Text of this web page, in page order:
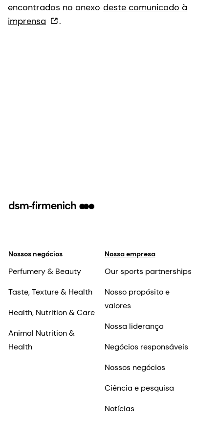
encontrados no anexo deste comunicado à
imprensa
.
Nossos negócios
Perfumery & Beauty
Taste, Texture & Health
Health, Nutrition & Care
Animal Nutrition &
Health
Nossa empresa
Our sports partnerships
Nosso propósito e
valores
Nossa liderança
Negócios responsáveis
Nossos negócios
Ciência e pesquisa
Notícias